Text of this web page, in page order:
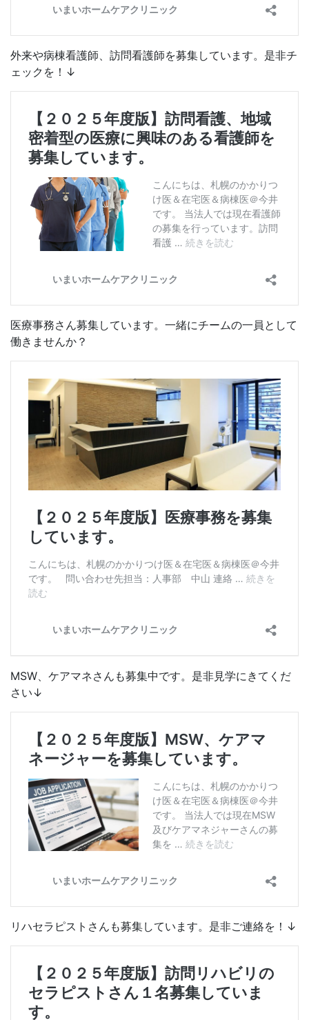
外来や病棟看護師、訪問看護師を募集しています。是非チ
ェックを！↓
医療事務さん募集しています。一緒にチームの一員として
働きませんか？
MSW、ケアマネさんも募集中です。是非見学にきてくだ
さい↓
リハセラピストさんも募集しています。是非ご連絡を！↓